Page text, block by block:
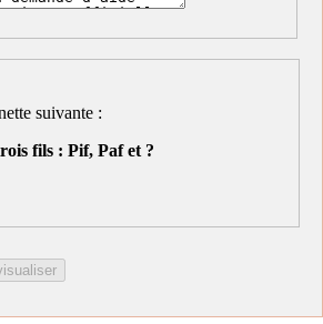
suivante :
fils : Pif, Paf et ?